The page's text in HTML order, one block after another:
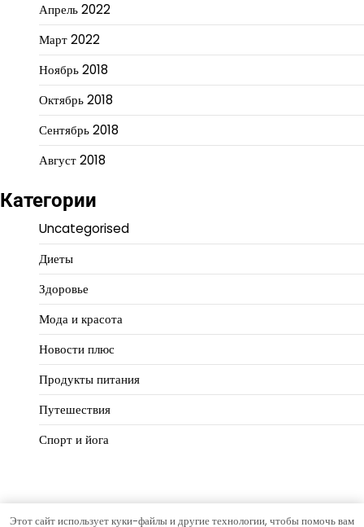
Апрель 2022
Март 2022
Ноябрь 2018
Октябрь 2018
Сентябрь 2018
Август 2018
Категории
Uncategorised
Диеты
Здоровье
Мода и красота
Новости плюс
Продукты питания
Путешествия
Спорт и йога
Этот сайт использует куки-файлы и другие технологии, чтобы помочь вам